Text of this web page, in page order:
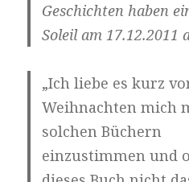
Geschichten haben
Soleil am 17.12.2011
„Ich liebe es kurz
Weihnachten mich
solchen Büchern
einzustimmen und